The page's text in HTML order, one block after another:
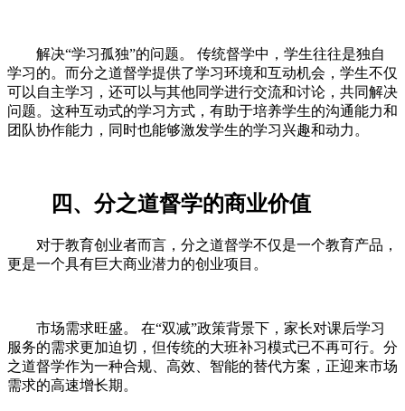
解决“学习孤独”的问题。 传统督学中，学生往往是独自
学习的。而分之道督学提供了学习环境和互动机会，学生不仅
可以自主学习，还可以与其他同学进行交流和讨论，共同解决
问题。这种互动式的学习方式，有助于培养学生的沟通能力和
团队协作能力，同时也能够激发学生的学习兴趣和动力。
四、分之道督学的商业价值
对于教育创业者而言，分之道督学不仅是一个教育产品，
更是一个具有巨大商业潜力的创业项目。
市场需求旺盛。 在“双减”政策背景下，家长对课后学习
服务的需求更加迫切，但传统的大班补习模式已不再可行。分
之道督学作为一种合规、高效、智能的替代方案，正迎来市场
需求的高速增长期。